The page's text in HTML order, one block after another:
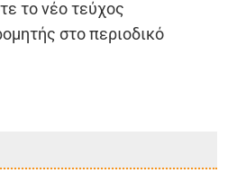
το νέο τεύχος
στο περιοδικό